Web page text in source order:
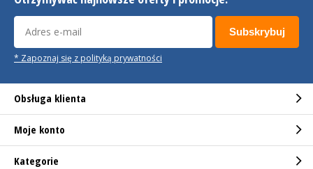
Subskrybuj
* Zapoznaj się z polityką prywatności
Obsługa klienta
Moje konto
Kategorie